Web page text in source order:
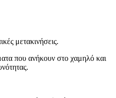
μετακινήσεις.
που ανήκουν στο χαμηλό και